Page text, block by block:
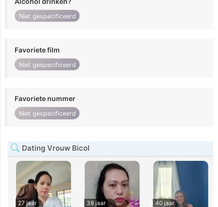
Niet gespecificeerd
Favoriete film
Niet gespecificeerd
Favoriete nummer
Niet gespecificeerd
Dating Vrouw Bicol
27 jaar
38 jaar
40 jaar